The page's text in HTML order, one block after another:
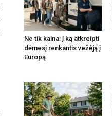
Ne tik kaina: į ką atkreipti
dėmesį renkantis vežėją į
Europą